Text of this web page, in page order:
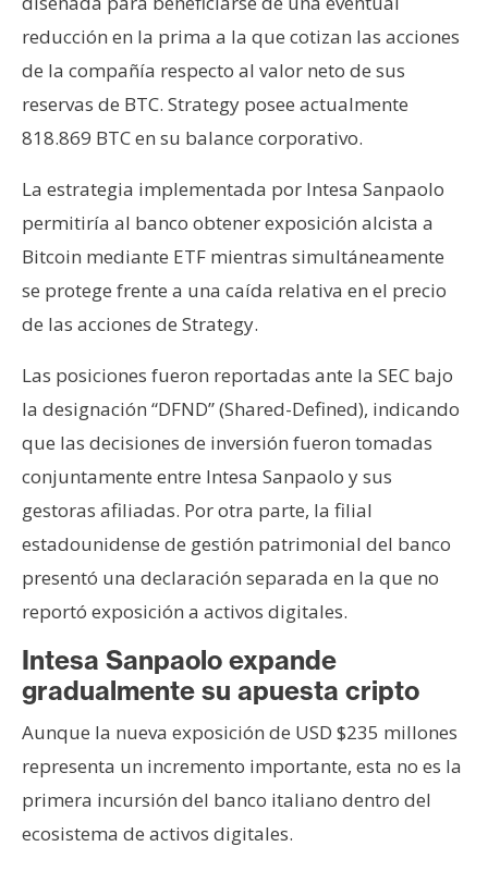
reducción en la prima a la que cotizan las acciones
de la compañía respecto al valor neto de sus
reservas de BTC. Strategy posee actualmente
818.869 BTC en su balance corporativo.
La estrategia implementada por Intesa Sanpaolo
permitiría al banco obtener exposición alcista a
Bitcoin mediante ETF mientras simultáneamente
se protege frente a una caída relativa en el precio
de las acciones de Strategy.
Las posiciones fueron reportadas ante la SEC bajo
la designación “DFND” (Shared-Defined), indicando
que las decisiones de inversión fueron tomadas
conjuntamente entre Intesa Sanpaolo y sus
gestoras afiliadas. Por otra parte, la filial
estadounidense de gestión patrimonial del banco
presentó una declaración separada en la que no
reportó exposición a activos digitales.
Intesa Sanpaolo expande
gradualmente su apuesta cripto
Aunque la nueva exposición de USD $235 millones
representa un incremento importante, esta no es la
primera incursión del banco italiano dentro del
ecosistema de activos digitales.